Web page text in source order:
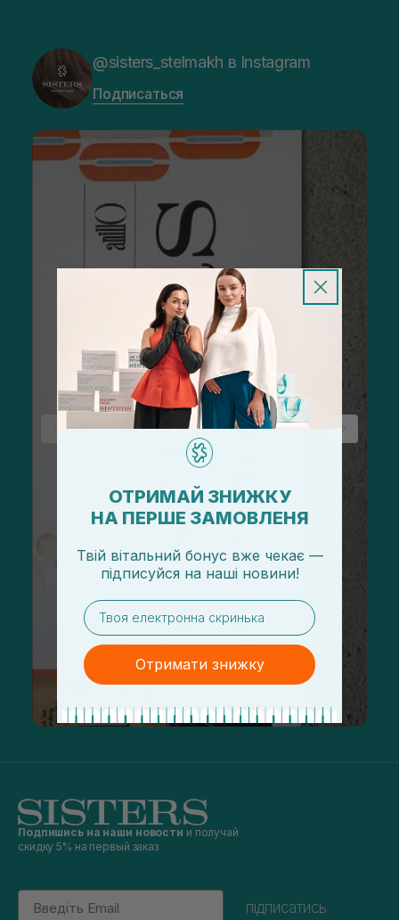
@sisters_stelmakh в Instagram
Подписаться
Подпишись на наши новости и получай
скидку 5% на первый заказ
Email
підписатись
ОТРИМАЙ ЗНИЖКУ
НА ПЕРШЕ ЗАМОВЛЕНЯ
Твій вітальний бонус вже чекає —
підписуйся на наші новини!
email
Отримати знижку